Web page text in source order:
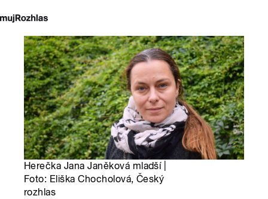
Herečka Jana Janěková mladší |
Foto: Eliška Chocholová, Český
rozhlas